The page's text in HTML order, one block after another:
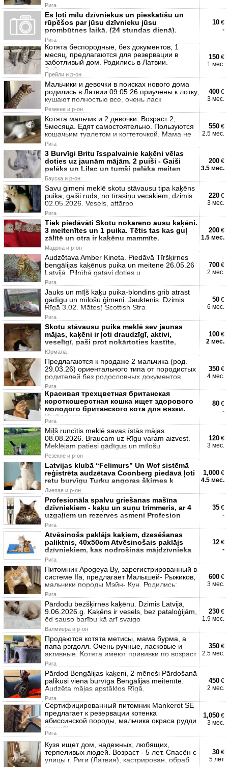
Рига
Es ļoti mīlu dzīvniekus un pieskatīšu un
rūpēšos par jūsu dzīvnieku jūsu
prombūtnes laikā. (24 stundas dienā).
Рига
10 €
-
Котята беспородные, без документов, 1
месяц, предлагаются для резервации в
заботливый дом. Родились в Латвии.
Заболевани
Прейли и р-он
150 €
1 мес.
Мальчики и девочки в поисках нового дома
родились в Латвии 09.05.26 приучены к лотку,
кушают полностью все, очень ласк
Резекне и р-он
400 €
3 мес.
Котята мальчик и 2 девочки. Возраст 2,
5месяца. Едят самостоятельно. Пользуются
кошачьим туалетом и когтеточкой. Мама не
Рига
550 €
2.5 мес.
3 Burvīgi Britu īsspalvainie kaķēni vēlas
doties uz jaunām mājām. 2 puiši - Gaiši
pelēks un Lilac un tumši pelēka meiten
Бауска и р-он
200 €
3.5 мес.
Savu ģimeni meklē skotu stāvausu tipa kaķēns
puika, gaiši ruds, no tīrasiņu vecākiem, dzimis
02.05.2026. Vesels, attārpo
Рига
220 €
3 мес.
Tiek piedāvāti Skotu nokareno ausu kaķēni.
3 meitenītes un 1 puika. Tētis tas kas guļ
zālītē un otra ir kaķēnu mammīte.
Мадона и р-он
200 €
1.5 мес.
Audzētava Amber Kineta. Piedāvā Tīršķirnes
bengālijas kaķēnus puika un meitene 26.05.26
Latvijā. Pilnībā gatavi doties u
Рига
700 €
2 мес.
Jauks un mīļš kaķu puika-blondins grib atrast
gādīgu un mīlošu ģimeni. Jauktenis. Dzimis
Rīgā 3.02. Mātes( Scottish Stra
Рига
50 €
6 мес.
Skotu stāvausu puika meklē sev jaunas
mājas, kaķēni ir ļoti draudzīgī, aktivi,
veselīgī, paši prot nokārtoties kastīte,
Юрмала
100 €
2 мес.
Предлагаются к продаже 2 мальчика (род.
29.03.26) ориентального типа от породистых
родителей без родословных документов.
Рига
350 €
4 мес.
Красивая трехцветная британская
короткошерстная кошка ищет здорового
молодого британского кота для вязки.
Информация
Рига
80 €
-
Mīļš runcītis meklē savas īstās mājas.
08.08.2026. Braucam uz Rīgu varam aizvest.
Meklējam patiesi gādīgus un mīlošu
Резекне и р-он
120 €
3 мес.
Latvijas klubā “Felimurs” Un Wcf sistēmā
reģistrēta audzētava Coonberg piedāvā ļoti
retu burvīgu Turku angoras šķirnes k
Лиепая и р-он
1,000 €
4.5 мес.
Profesionāla spalvu griešanas mašīna
dzīvniekiem - kaķu un suņu trimmeris, ar 4
uzgaļiem un rezerves asmeni Profesion
Рига
35 €
-
Atvēsinošs paklājs kaķiem, dzesēšanas
paliktnis, 40x50cm Atvēsinošais paklājs
dzīvniekiem, kas nodrošinās mājdzīvnieka
Рига
12 €
-
Питомник Apogeya By, зарегистрированный в
системе Ifa, предлагает Малышей- Рыжиков,
мальчики породы Мэйн- Кун. Родились:
Рига
600 €
3 мес.
Pārdodu bezšķirnes kaķēnu. Dzimis Latvijā,
9.06.2026.g. Kaķēns ir vesels, bez pataloģijām,
ēd sauso barību kā arī svaigo
Валмиера и р-он
230 €
1.9 мес.
Продаются котята метисы, мама бурма, а
папа рэгдолл. Очень ручные, ласковые и
активные. Котята имеют прививки по возраст
Рига
350 €
2.5 мес.
Pārdod Bengālijas kaķeni, 2 mēneši Pārdošanā
palikusi viena burvīga Bengālijas meitenīte.
Audzēta mājas apstākļos Rīgā,
Рига
450 €
2 мес.
Сертифицированный питомник Mankerot SE
предлагает к резервации котенка
абиссинской породы, мальчика окраса рудди
(дикий)
Рига
1,050 €
3 мес.
Кузя ищет дом, надежных, любящих,
терпеливых людей. Возраст - 5 лет. Спасён с
улицы г. Риги (Латвия), кастрирован, обраб
30 €
5 лет